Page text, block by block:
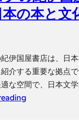
本の本と文
伊国屋書店は、日
介する重要な拠点
な空間で、日本文